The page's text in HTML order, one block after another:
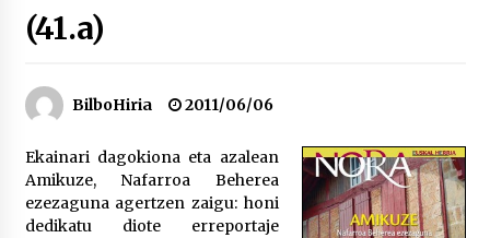
2026/07/23
Bakaikuko barnetegitik gazteek egindako saio
berezia
2026/07/16
(41.a)
BilboHiria 2011/06/06
Ekainari dagokiona eta azalean
Amikuze, Nafarroa Beherea
ezezaguna agertzen zaigu: honi
dedikatu diote erreportaje